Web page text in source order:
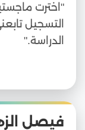
"اخترت
التسجيل
الدراسة."
فيصل